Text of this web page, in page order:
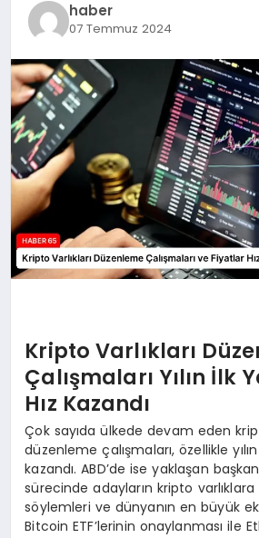
haber
07 Temmuz 2024
Kripto Varlıkları
Çalışmaları Yılın İlk
Hız Kazandı
Çok sayıda ülkede devam eden
düzenleme çalışmaları, özellikle yılın
kazandı. ABD’de ise yaklaşan
sürecinde adayların kripto
söylemleri ve dünyanın en büyük
Bitcoin ETF’lerinin onaylanması ile